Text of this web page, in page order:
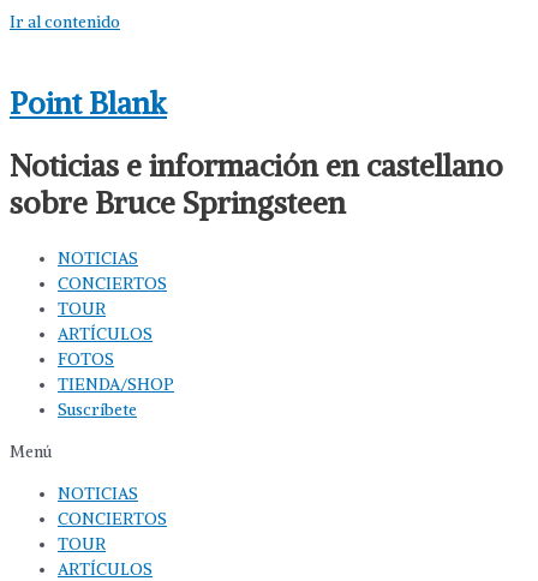
Ir al contenido
Point Blank
Noticias e información en castellano
sobre Bruce Springsteen
NOTICIAS
CONCIERTOS
TOUR
ARTÍCULOS
FOTOS
TIENDA/SHOP
Suscríbete
Menú
NOTICIAS
CONCIERTOS
TOUR
ARTÍCULOS